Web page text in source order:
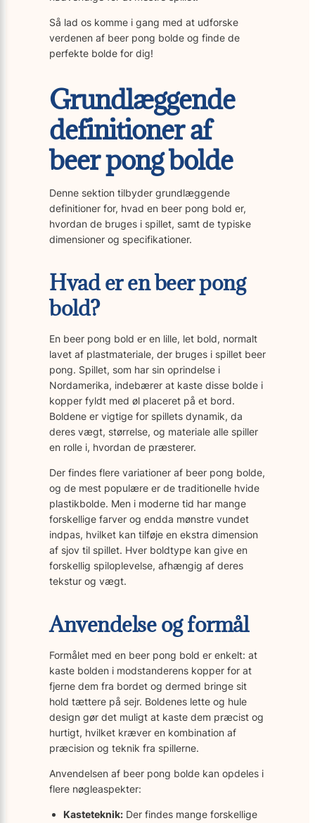
Så lad os komme i gang med at udforske
verdenen af beer pong bolde og finde de
perfekte bolde for dig!
Grundlæggende
definitioner af
beer pong bolde
Denne sektion tilbyder grundlæggende
definitioner for, hvad en beer pong bold er,
hvordan de bruges i spillet, samt de typiske
dimensioner og specifikationer.
Hvad er en beer pong
bold?
En beer pong bold er en lille, let bold, normalt
lavet af plastmateriale, der bruges i spillet beer
pong. Spillet, som har sin oprindelse i
Nordamerika, indebærer at kaste disse bolde i
kopper fyldt med øl placeret på et bord.
Boldene er vigtige for spillets dynamik, da
deres vægt, størrelse, og materiale alle spiller
en rolle i, hvordan de præsterer.
Der findes flere variationer af beer pong bolde,
og de mest populære er de traditionelle hvide
plastikbolde. Men i moderne tid har mange
forskellige farver og endda mønstre vundet
indpas, hvilket kan tilføje en ekstra dimension
af sjov til spillet. Hver boldtype kan give en
forskellig spiloplevelse, afhængig af deres
tekstur og vægt.
Anvendelse og formål
Formålet med en beer pong bold er enkelt: at
kaste bolden i modstanderens kopper for at
fjerne dem fra bordet og dermed bringe sit
hold tættere på sejr. Boldenes lette og hule
design gør det muligt at kaste dem præcist og
hurtigt, hvilket kræver en kombination af
præcision og teknik fra spillerne.
Anvendelsen af beer pong bolde kan opdeles i
flere nøgleaspekter:
Kasteteknik: Der findes mange forskellige